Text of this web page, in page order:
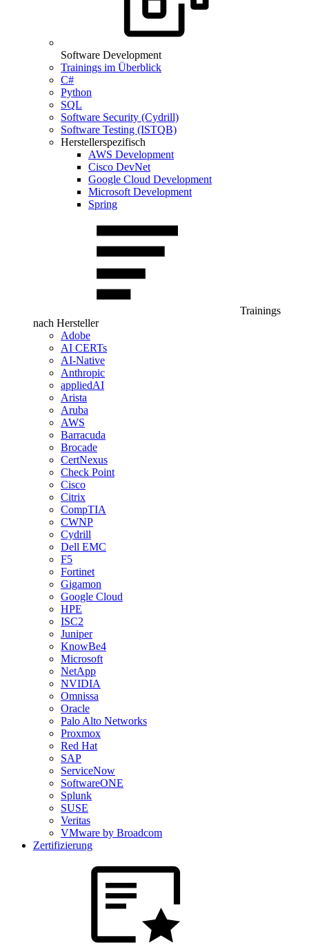
Software Development
Trainings im Überblick
C#
Python
SQL
Software Security (Cydrill)
Software Testing (ISTQB)
Herstellerspezifisch
AWS Development
Cisco DevNet
Google Cloud Development
Microsoft Development
Spring
Trainings
nach Hersteller
Adobe
AI CERTs
AI-Native
Anthropic
appliedAI
Arista
Aruba
AWS
Barracuda
Brocade
CertNexus
Check Point
Cisco
Citrix
CompTIA
CWNP
Cydrill
Dell EMC
F5
Fortinet
Gigamon
Google Cloud
HPE
ISC2
Juniper
KnowBe4
Microsoft
NetApp
NVIDIA
Omnissa
Oracle
Palo Alto Networks
Proxmox
Red Hat
SAP
ServiceNow
SoftwareONE
Splunk
SUSE
Veritas
VMware by Broadcom
Zertifizierung